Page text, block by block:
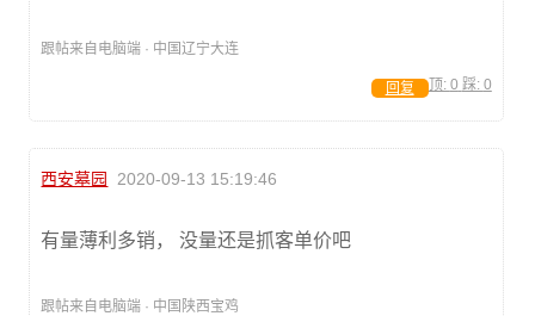
跟帖来自电脑端 · 中国辽宁大连
顶: 0 踩: 0
回复
西安墓园 2020-09-13 15:19:46
有量薄利多销， 没量还是抓客单价吧
跟帖来自电脑端 · 中国陕西宝鸡